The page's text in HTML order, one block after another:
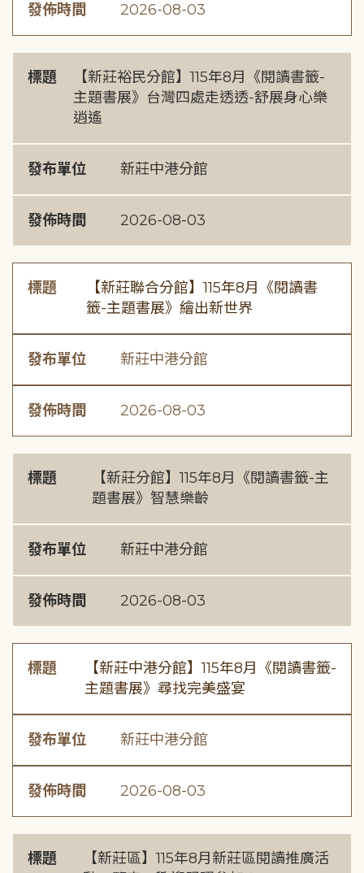
發佈時間 2026-08-03
標題
【新莊裕民分館】115年8月《閱讀書籤-
主題書展》台灣四處走透透-舒展身心樂
逍遙
發布單位 新莊中港分館
發佈時間 2026-08-03
標題
【新莊聯合分館】115年8月《閱讀書
籤-主題書展》繪出新世界
發布單位 新莊中港分館
發佈時間 2026-08-03
標題
【新莊分館】115年8月《閱讀書籤-主
題書展》智慧樂齡
發布單位 新莊中港分館
發佈時間 2026-08-03
標題
【新莊中港分館】115年8月《閱讀書籤-
主題書展》尋找完美盛宴
發布單位 新莊中港分館
發佈時間 2026-08-03
標題
【新莊區】115年8月新莊區閱讀推廣活